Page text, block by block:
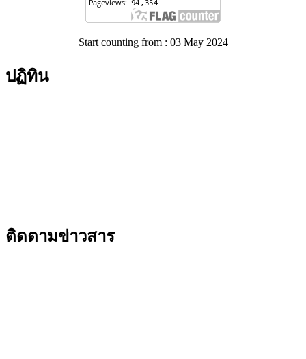
Start counting from : 03 May 2024
ปฏิทิน
ติดตามข่าวสาร